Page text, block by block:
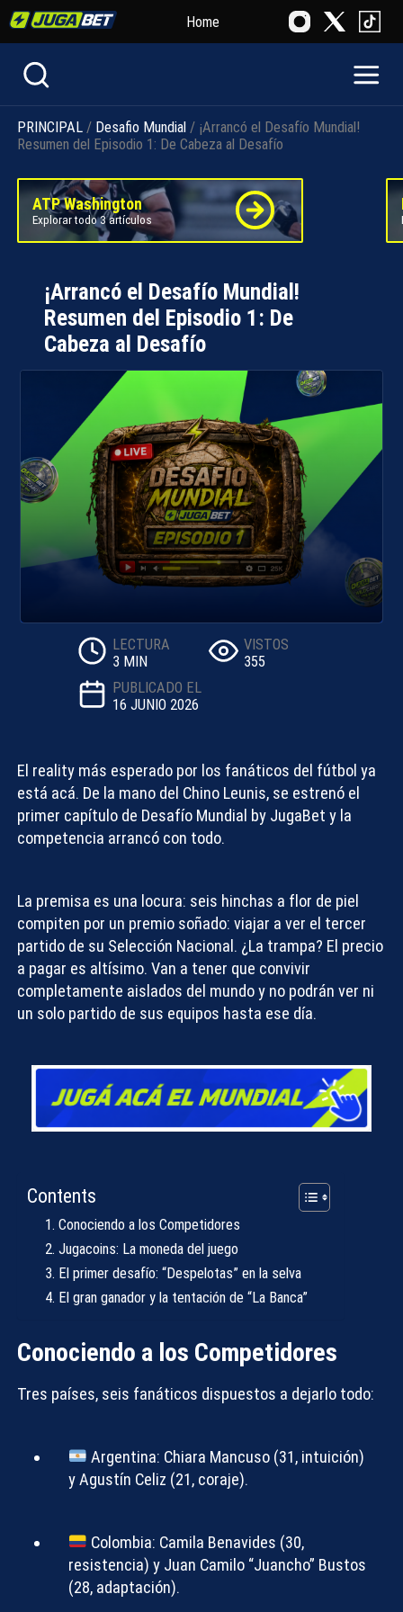
Home
PRINCIPAL / Desafio Mundial / ¡Arrancó el Desafío Mundial!
Resumen del Episodio 1: De Cabeza al Desafío
ATP Washington
Explorar todo 3 artículos
¡Arrancó el Desafío Mundial!
Resumen del Episodio 1: De
Cabeza al Desafío
LECTURA
3 MIN
VISTOS
355
PUBLICADO EL
16 JUNIO 2026
El reality más esperado por los fanáticos del fútbol ya
está acá. De la mano del Chino Leunis, se estrenó el
primer capítulo de Desafío Mundial by JugaBet y la
competencia arrancó con todo.
La premisa es una locura: seis hinchas a flor de piel
compiten por un premio soñado: viajar a ver el tercer
partido de su Selección Nacional. ¿La trampa? El precio
a pagar es altísimo. Van a tener que convivir
completamente aislados del mundo y no podrán ver ni
un solo partido de sus equipos hasta ese día.
Contents
Conociendo a los Competidores
Jugacoins: La moneda del juego
El primer desafío: “Despelotas” en la selva
El gran ganador y la tentación de “La Banca”
Conociendo a los Competidores
Tres países, seis fanáticos dispuestos a dejarlo todo:
Argentina: Chiara Mancuso (31, intuición)
y Agustín Celiz (21, coraje).
Colombia: Camila Benavides (30,
resistencia) y Juan Camilo “Juancho” Bustos
(28, adaptación).